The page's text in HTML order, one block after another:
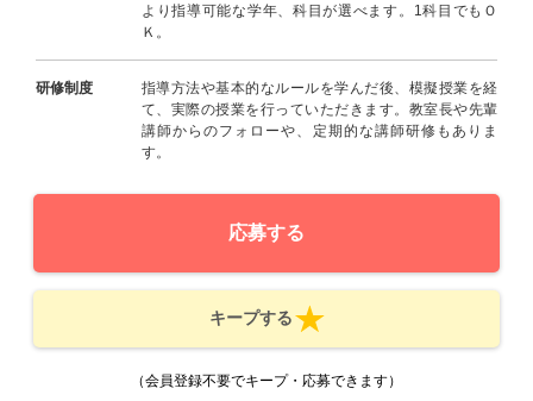
より指導可能な学年、科目が選べます。1科目でもＯ
Ｋ。
研修制度
指導方法や基本的なルールを学んだ後、模擬授業を経
て、実際の授業を行っていただきます。教室長や先輩
講師からのフォローや、定期的な講師研修もありま
す。
応募する
キープする
（会員登録不要でキープ・応募できます）